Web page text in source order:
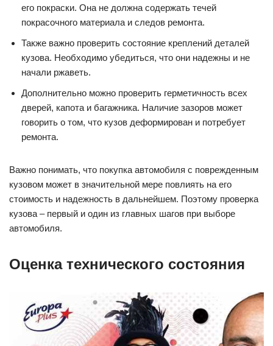
его покраски. Она не должна содержать течей
покрасочного материала и следов ремонта.
Также важно проверить состояние креплений деталей
кузова. Необходимо убедиться, что они надежны и не
начали ржаветь.
Дополнительно можно проверить герметичность всех
дверей, капота и багажника. Наличие зазоров может
говорить о том, что кузов деформирован и потребует
ремонта.
Важно понимать, что покупка автомобиля с поврежденным
кузовом может в значительной мере повлиять на его
стоимость и надежность в дальнейшем. Поэтому проверка
кузова – первый и один из главных шагов при выборе
автомобиля.
Оценка технического состояния